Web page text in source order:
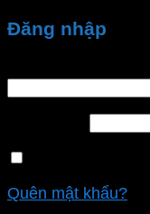
Đăng nhập
Quên mật khẩu?